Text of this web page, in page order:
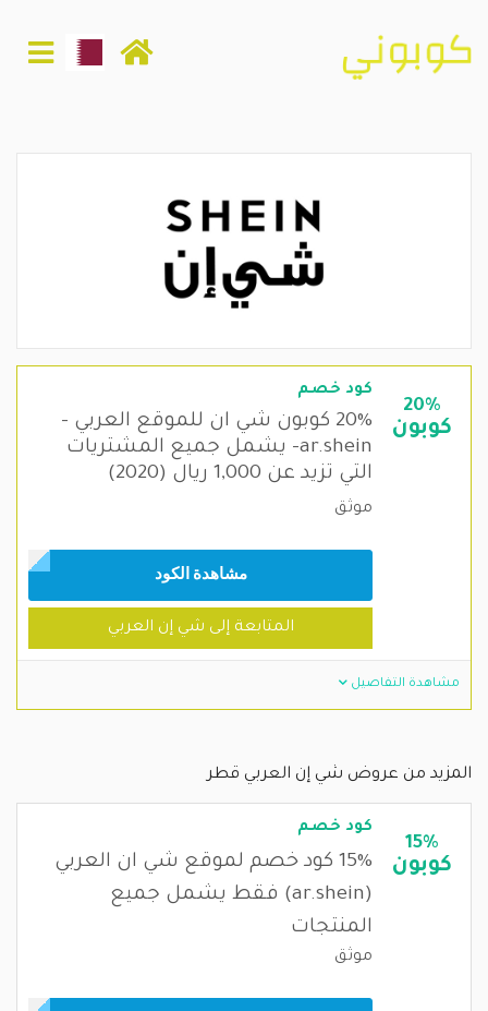
20%
كوبون
كود خصم
20% كوبون شي ان للموقع العربي -
ar.shein- يشمل جميع المشتريات
التي تزيد عن 1,000 ريال (2020)
موثق
مشاهدة الكود
المتابعة إلى شي إن العربي
مشاهدة التفاصيل
المزيد من عروض شي إن العربي قطر
15%
كوبون
كود خصم
15% كود خصم لموقع شي ان العربي
(ar.shein) فقط يشمل جميع
المنتجات
موثق